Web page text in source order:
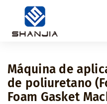
Máquina de
de poliuretano
Foam Gasket